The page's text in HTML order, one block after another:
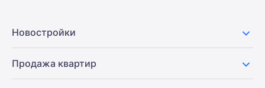
Новостройки
Продажа квартир